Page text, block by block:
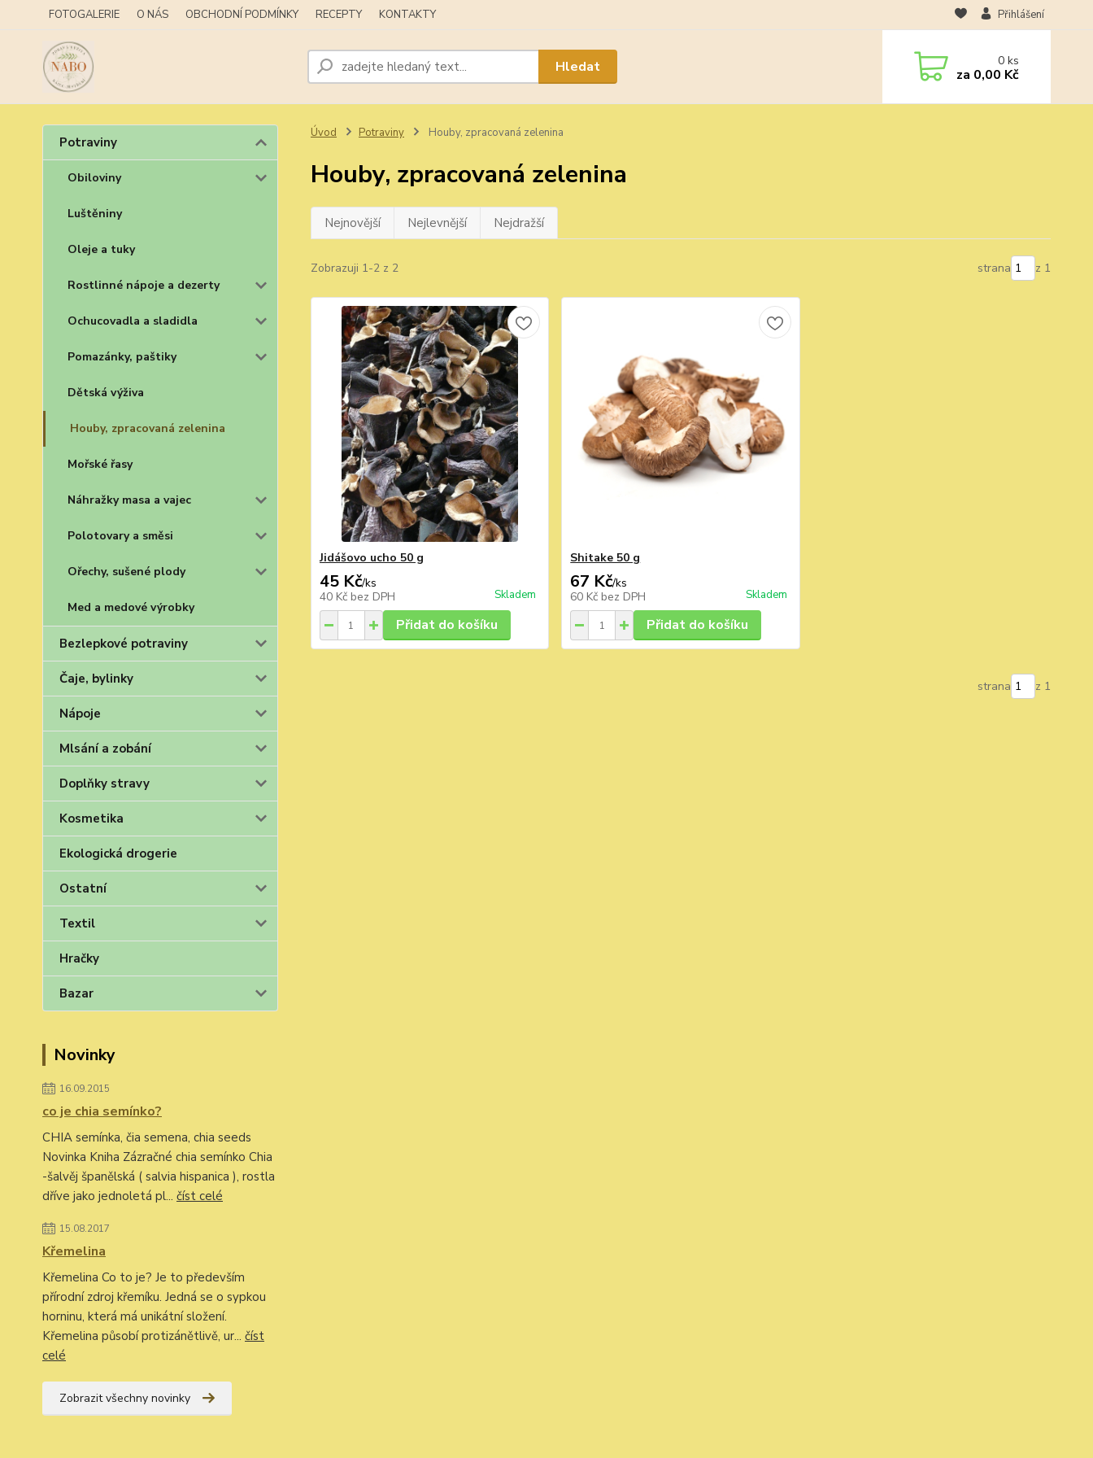
FOTOGALERIE O NÁS OBCHODNÍ PODMÍNKY RECEPTY KONTAKTY Přihlášení
Hledat 0ks
za 0,00 Kč
Potraviny
Obiloviny
Luštěniny
Oleje a tuky
Rostlinné nápoje a dezerty
Ochucovadla a sladidla
Pomazánky, paštiky
Dětská výživa
Houby, zpracovaná zelenina
Mořské řasy
Náhražky masa a vajec
Polotovary a směsi
Ořechy, sušené plody
Med a medové výrobky
Bezlepkové potraviny
Čaje, bylinky
Nápoje
Mlsání a zobání
Doplňky stravy
Kosmetika
Ekologická drogerie
Ostatní
Textil
Hračky
Bazar
Novinky
16.09.2015
co je chia semínko?
CHIA semínka, čia semena, chia seeds
Novinka Kniha Zázračné chia semínko Chia
-šalvěj španělská ( salvia hispanica ), rostla
dříve jako jednoletá pl... číst celé
15.08.2017
Křemelina
Křemelina Co to je? Je to především
přírodní zdroj křemíku. Jedná se o sypkou
horninu, která má unikátní složení.
Křemelina působí protizánětlivě, ur... číst
celé
Zobrazit všechny novinky
Úvod Potraviny Houby, zpracovaná zelenina
Houby, zpracovaná zelenina
Nejnovější Nejlevnější Nejdražší
Zobrazuji 1-2 z 2 strana z 1
Jidášovo ucho 50 g
45 Kč/ks
40 Kč bez DPH Skladem
Přidat do košíku
Shitake 50 g
67 Kč/ks
60 Kč bez DPH Skladem
Přidat do košíku
strana z 1